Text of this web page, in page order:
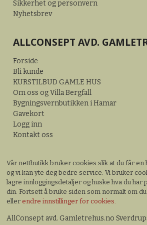
Sikkerhet og personvern
Nyhetsbrev
ALLCONSEPT AVD.
Forside
Bli kunde
KURSTILBUD GAMLE HUS
Om oss og Villa Bergfall
Bygningsvernbutikken i Hamar
Gavekort
Logg inn
Kontakt oss
Vår nettbutikk bruker cookies slik at du får
og vi kan yte deg bedre service. Vi bruker
lagre innloggingsdetaljer og huske hva du har
din. Fortsett å bruke siden som normalt om
eller endre innstillinger for cookies.
AllConsept avd. Gamletrehus.no